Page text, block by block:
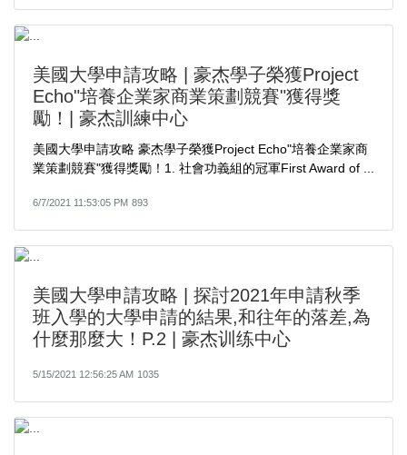
美國大學申請攻略 | 豪杰學子榮獲Project
Echo"培養企業家商業策劃競賽"獲得獎
勵！| 豪杰訓練中心
美國大學申請攻略 豪杰學子榮獲Project Echo"培養企業家商
業策劃競賽"獲得獎勵！1. 社會功義組的冠軍First Award of ...
6/7/2021 11:53:05 PM 893
美國大學申請攻略 | 探討2021年申請秋季
班入學的大學申請的結果,和往年的落差,為
什麼那麼大！P.2 | 豪杰训练中心
5/15/2021 12:56:25 AM 1035